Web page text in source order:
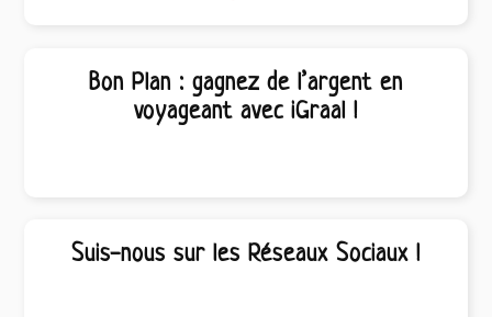
Bon Plan : gagnez de l’argent en
voyageant avec iGraal !
Suis-nous sur les Réseaux Sociaux !